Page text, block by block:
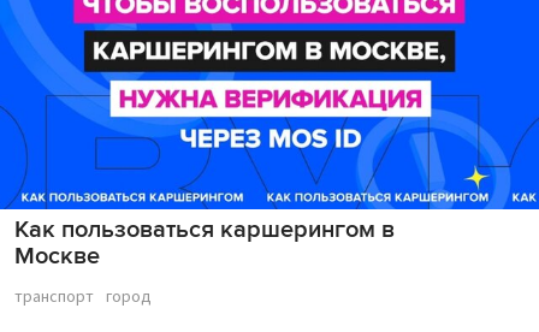
Как пользоваться каршерингом в
Москве
транспорт город